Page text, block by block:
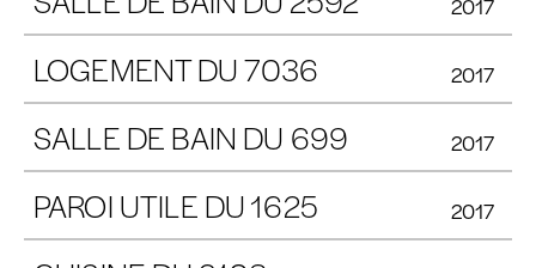
LOGEMENT DU 7036 2017
SALLE DE BAIN DU 699 2017
PAROI UTILE DU 1625 2017